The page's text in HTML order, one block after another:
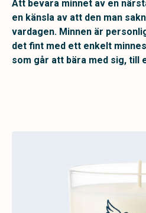
Att bevara minnet av en
en känsla av att den man
vardagen. Minnen är
det fint med ett enkelt
som går att bära med sig, till